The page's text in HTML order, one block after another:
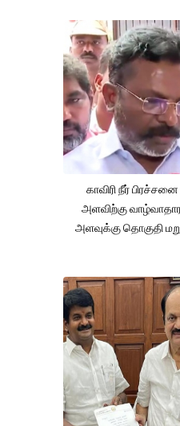
காவிரி நீர்
அளவிற்கு
அளவுக்கு தொகுதி